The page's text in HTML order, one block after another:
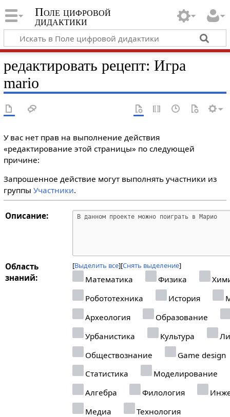
Поле цифровой
дидактики
редактировать рецепт: Игра
mario
У вас нет прав на выполнение действия
«редактирование этой страницы» по следующей
причине:
Запрошенное действие могут выполнять участники из
группы Участники.
Описание:
Область
знаний:
Выделить все Снять выделение
Математика Физика
Робототехника
История
Археология
Образование
Урбанистика
Культура
Обществознание
Game design
Статистика
Моделирование
Алгебра
Филология
Медиа
Технология